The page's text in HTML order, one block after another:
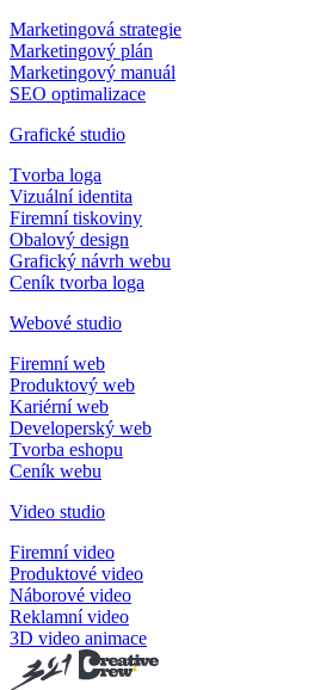
Marketingová strategie
Marketingový plán
Marketingový manuál
SEO optimalizace
Grafické studio
Tvorba loga
Vizuální identita
Firemní tiskoviny
Obalový design
Grafický návrh webu
Ceník tvorba loga
Webové studio
Firemní web
Produktový web
Kariérní web
Developerský web
Tvorba eshopu
Ceník webu
Video studio
Firemní video
Produktové video
Náborové video
Reklamní video
3D video animace